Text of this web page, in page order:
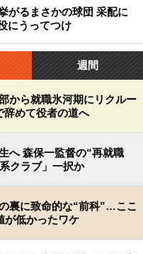
がるまさかの球団 采配に
にうってつけ
週間
から就職氷河期にリクルー
辞めて役者の道へ
へ 森保一監督の“再就職
クラブ」一択か
裏に致命的な“前科”…ここ
が低かったワケ